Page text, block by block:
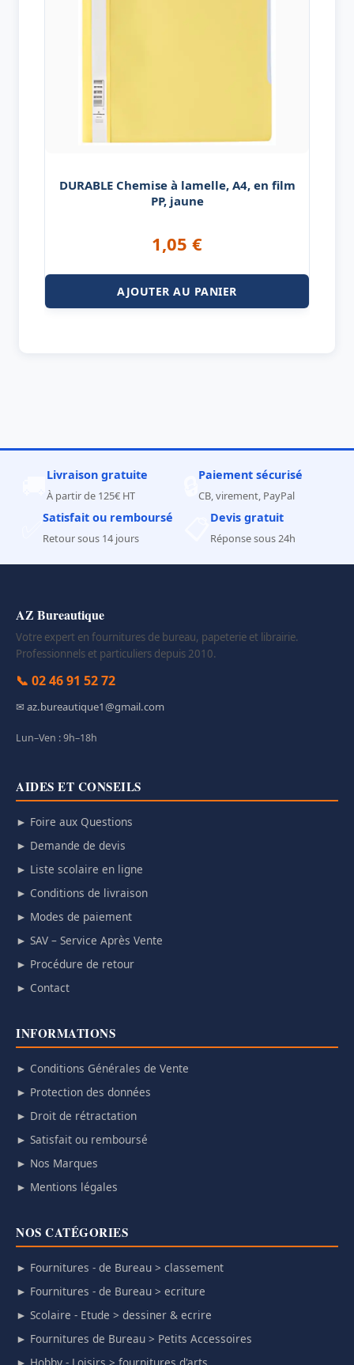
DURABLE Chemise à lamelle, A4, en film
PP, jaune
1,05 €
AJOUTER AU PANIER
Livraison gratuite
À partir de 125€ HT
Paiement sécurisé
CB, virement, PayPal
Satisfait ou remboursé
Retour sous 14 jours
Devis gratuit
Réponse sous 24h
AZ Bureautique
Votre expert en fournitures de bureau, papeterie et librairie.
Professionnels et particuliers depuis 2010.
📞 02 46 91 52 72
✉ az.bureautique1@gmail.com
Lun–Ven : 9h–18h
AIDES ET CONSEILS
► Foire aux Questions
► Demande de devis
► Liste scolaire en ligne
► Conditions de livraison
► Modes de paiement
► SAV – Service Après Vente
► Procédure de retour
► Contact
INFORMATIONS
► Conditions Générales de Vente
► Protection des données
► Droit de rétractation
► Satisfait ou remboursé
► Nos Marques
► Mentions légales
NOS CATÉGORIES
► Fournitures - de Bureau > classement
► Fournitures - de Bureau > ecriture
► Scolaire - Etude > dessiner & ecrire
► Fournitures de Bureau > Petits Accessoires